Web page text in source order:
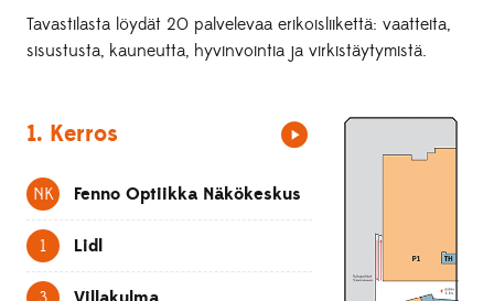
Tavastilasta löydät 20 palvelevaa erikoisliikettä: vaatteita,
sisustusta, kauneutta, hyvinvointia ja virkistäytymistä.
1. Kerros
NK Fenno Optiikka Näkökeskus
1 Lidl